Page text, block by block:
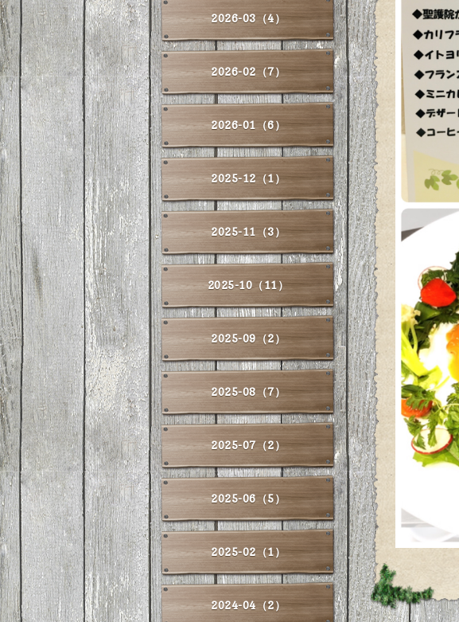
2026-03（4）
2026-02（7）
2026-01（6）
2025-12（1）
2025-11（3）
2025-10（11）
2025-09（2）
2025-08（7）
2025-07（2）
2025-06（5）
2025-02（1）
2024-04（2）